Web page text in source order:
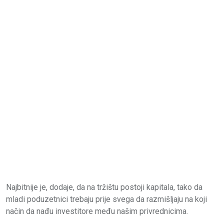
Najbitnije je, dodaje, da na tržištu postoji kapitala, tako da
mladi poduzetnici trebaju prije svega da razmišljaju na koji
način da nađu investitore među našim privrednicima.